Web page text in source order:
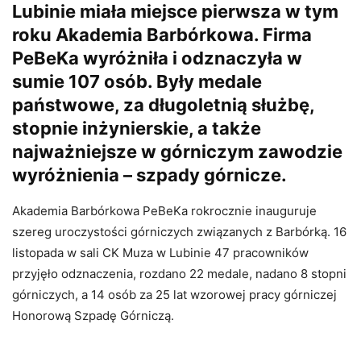
Lubinie miała miejsce pierwsza w tym
roku Akademia Barbórkowa. Firma
PeBeKa wyróżniła i odznaczyła w
sumie 107 osób. Były medale
państwowe, za długoletnią służbę,
stopnie inżynierskie, a także
najważniejsze w górniczym zawodzie
wyróżnienia – szpady górnicze.
Akademia Barbórkowa PeBeKa rokrocznie inauguruje
szereg uroczystości górniczych związanych z Barbórką. 16
listopada w sali CK Muza w Lubinie 47 pracowników
przyjęło odznaczenia, rozdano 22 medale, nadano 8 stopni
górniczych, a 14 osób za 25 lat wzorowej pracy górniczej
Honorową Szpadę Górniczą.